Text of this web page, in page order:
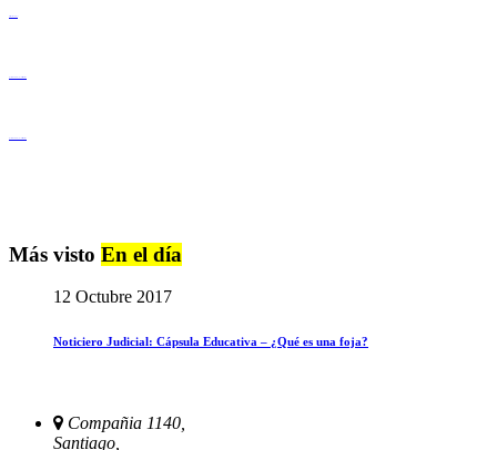
Más visto En el día
12 Octubre 2017
Noticiero Judicial: Cápsula Educativa – ¿Qué es una foja?
Compañia 1140,
Santiago,